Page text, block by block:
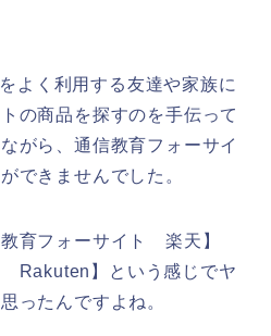
よく利用する友達や家族に
の商品を探すのを手伝って
がら、通信教育フォーサイ
できませんでした。
育フォーサイト 楽天】
Rakuten】という感じでヤ
ったんですよね。